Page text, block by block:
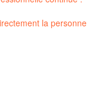
la personne